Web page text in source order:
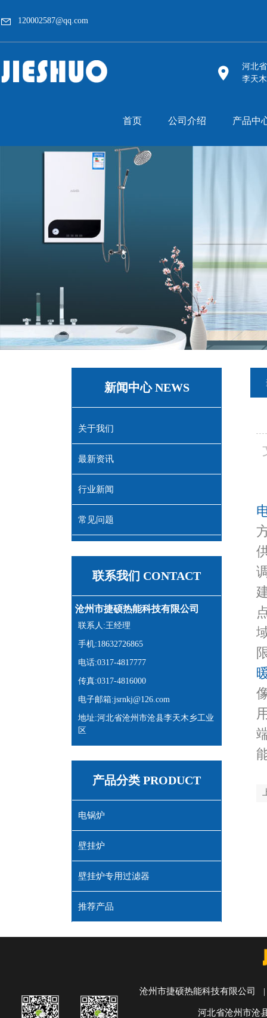
120002587@qq.com
河北
李天
首页 公司介绍 产品中
新闻中心 NEWS
关于我们
最新资讯
行业新闻
常见问题
联系我们 CONTACT
沧州市捷硕热能科技有限公司
联系人:王经理
手机:18632726865
电话:0317-4817777
传真:0317-4816000
电子邮箱:jsrnkj@126.com
地址:河北省沧州市沧县李天木乡工业
区
产品分类 PRODUCT
电锅炉
壁挂炉
壁挂炉专用过滤器
推荐产品
沧州市捷硕热能科技有限公司 |
河北省沧州市沧